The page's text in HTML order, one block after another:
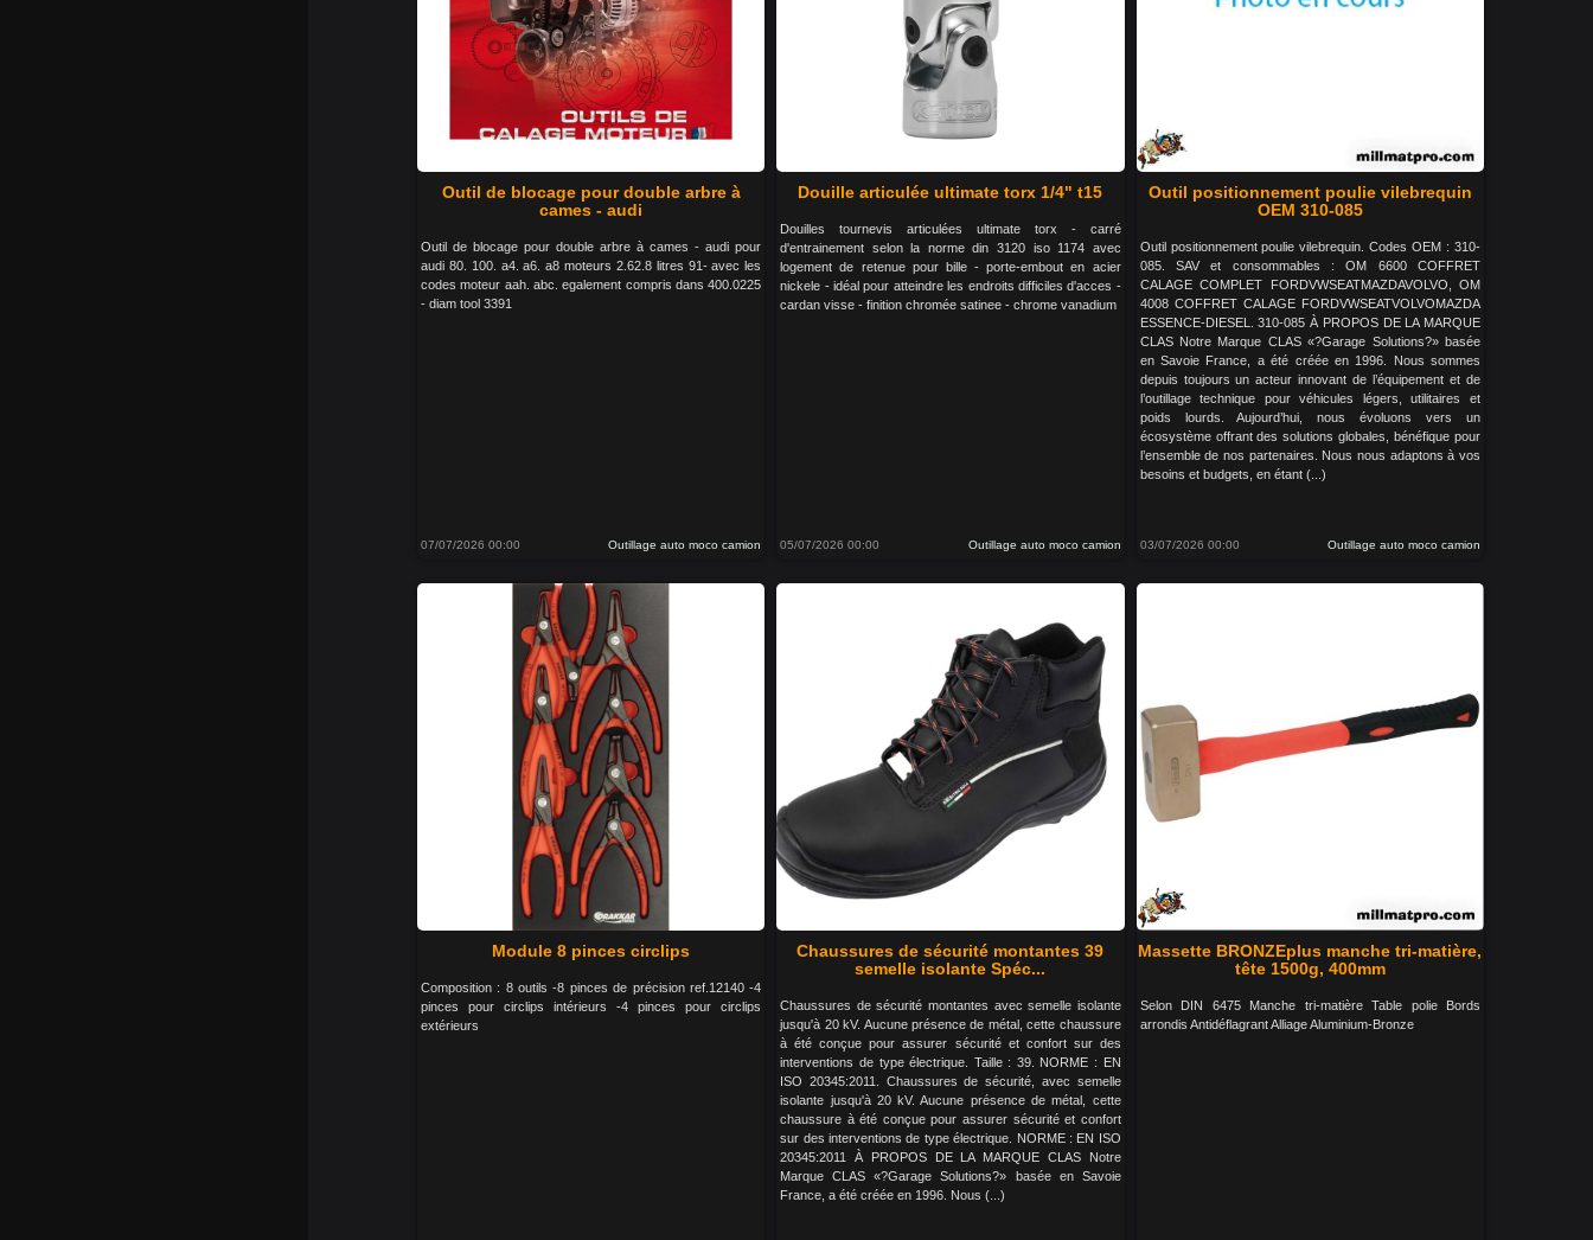
Outil de blocage pour double arbre à
cames - audi
Outil de blocage pour double arbre à cames - audi pour
audi 80. 100. a4. a6. a8 moteurs 2.62.8 litres 91- avec les
codes moteur aah. abc. egalement compris dans 400.0225
- diam tool 3391
07/07/2026 00:00 Outillage auto moco camion
Douille articulée ultimate torx 1/4" t15
Douilles tournevis articulées ultimate torx - carré
d'entrainement selon la norme din 3120 iso 1174 avec
logement de retenue pour bille - porte-embout en acier
nickele - idéal pour atteindre les endroits difficiles d'acces -
cardan visse - finition chromée satinee - chrome vanadium
05/07/2026 00:00 Outillage auto moco camion
Outil positionnement poulie vilebrequin
OEM 310-085
Outil positionnement poulie vilebrequin. Codes OEM : 310-
085. SAV et consommables : OM 6600 COFFRET
CALAGE COMPLET FORDVWSEATMAZDAVOLVO, OM
4008 COFFRET CALAGE FORDVWSEATVOLVOMAZDA
ESSENCE-DIESEL. 310-085 À PROPOS DE LA MARQUE
CLAS Notre Marque CLAS «?Garage Solutions?» basée
en Savoie France, a été créée en 1996. Nous sommes
depuis toujours un acteur innovant de l’équipement et de
l’outillage technique pour véhicules légers, utilitaires et
poids lourds. Aujourd’hui, nous évoluons vers un
écosystème offrant des solutions globales, bénéfique pour
l’ensemble de nos partenaires. Nous nous adaptons à vos
besoins et budgets, en étant (...)
03/07/2026 00:00 Outillage auto moco camion
Module 8 pinces circlips
Composition : 8 outils -8 pinces de précision ref.12140 -4
pinces pour circlips intérieurs -4 pinces pour circlips
extérieurs
Chaussures de sécurité montantes 39
semelle isolante Spéc...
Chaussures de sécurité montantes avec semelle isolante
jusqu'à 20 kV. Aucune présence de métal, cette chaussure
à été conçue pour assurer sécurité et confort sur des
interventions de type électrique. Taille : 39. NORME : EN
ISO 20345:2011. Chaussures de sécurité, avec semelle
isolante jusqu'à 20 kV. Aucune présence de métal, cette
chaussure à été conçue pour assurer sécurité et confort
sur des interventions de type électrique. NORME : EN ISO
20345:2011 À PROPOS DE LA MARQUE CLAS Notre
Marque CLAS «?Garage Solutions?» basée en Savoie
France, a été créée en 1996. Nous (...)
Massette BRONZEplus manche tri-matière,
tête 1500g, 400mm
Selon DIN 6475 Manche tri-matière Table polie Bords
arrondis Antidéflagrant Alliage Aluminium-Bronze